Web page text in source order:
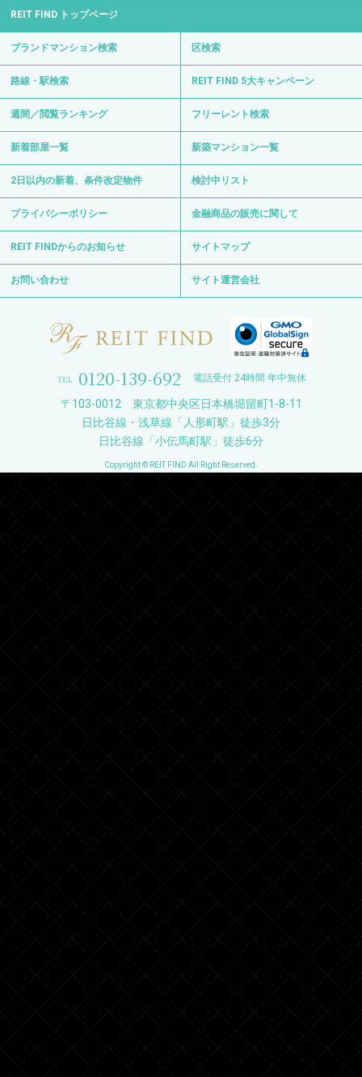
REIT FIND トップページ
ブランドマンション検索 区検索
路線・駅検索 REIT FIND 5大キャンペーン
週間／閲覧ランキング フリーレント検索
新着部屋一覧 新築マンション一覧
2日以内の新着、条件改定物件 検討中リスト
プライバシーポリシー 金融商品の販売に関して
REIT FINDからのお知らせ サイトマップ
お問い合わせ サイト運営会社
0120-139-692 電話受付 24時間 年中無休
〒103-0012 東京都中央区日本橋堀留町1-8-11
日比谷線・浅草線「人形町駅」徒歩3分
日比谷線「小伝馬町駅」徒歩6分
Copyright © REIT FIND All Right Reserved.